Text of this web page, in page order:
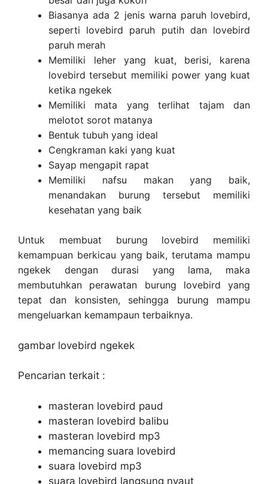
Biasanya ada 2 jenis warna paruh lovebird,
seperti lovebird paruh putih dan lovebird
paruh merah
Memiliki leher yang kuat, berisi, karena
lovebird tersebut memiliki power yang kuat
ketika ngekek
Memiliki mata yang terlihat tajam dan
melotot sorot matanya
Bentuk tubuh yang ideal
Cengkraman kaki yang kuat
Sayap mengapit rapat
Memiliki nafsu makan yang baik,
menandakan burung tersebut memiliki
kesehatan yang baik
Untuk membuat burung lovebird memiliki
kemampuan berkicau yang baik, terutama mampu
ngekek dengan durasi yang lama, maka
membutuhkan perawatan burung lovebird yang
tepat dan konsisten, sehingga burung mampu
mengeluarkan kemampaun terbaiknya.
gambar lovebird ngekek
Pencarian terkait :
masteran lovebird paud
masteran lovebird balibu
masteran lovebird mp3
memancing suara lovebird
suara lovebird mp3
suara lovebird langsung nyaut